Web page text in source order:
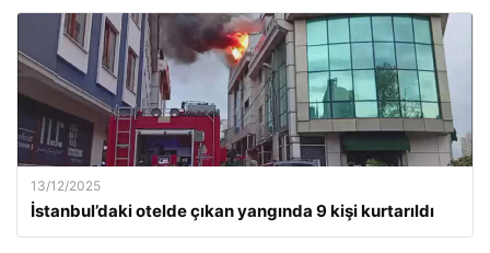
13/12/2025
İstanbul’daki otelde çıkan yangında 9 kişi kurtarıldı